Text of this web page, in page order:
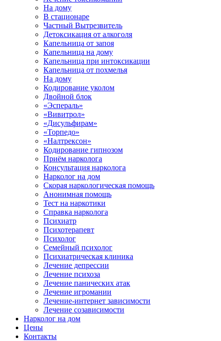
На дому
В стационаре
Частный Вытрезвитель
Детоксикация от алкоголя
Капельница от запоя
Капельница на дому
Капельница при интоксикации
Капельница от похмелья
На дому
Кодирование уколом
Двойной блок
«Эспераль»
«Вивитрол»
«Дисульфирам»
«Торпедо»
«Налтрексон»
Кодирование гипнозом
Приём нарколога
Консультация нарколога
Нарколог на дом
Скорая наркологическая помощь
Анонимная помощь
Тест на наркотики
Справка нарколога
Психиатр
Психотерапевт
Психолог
Семейный психолог
Психиатрическая клиника
Лечение депрессии
Лечение психоза
Лечение панических атак
Лечение игромании
Лечение-интернет зависимости
Лечение созависимости
Нарколог на дом
Цены
Контакты